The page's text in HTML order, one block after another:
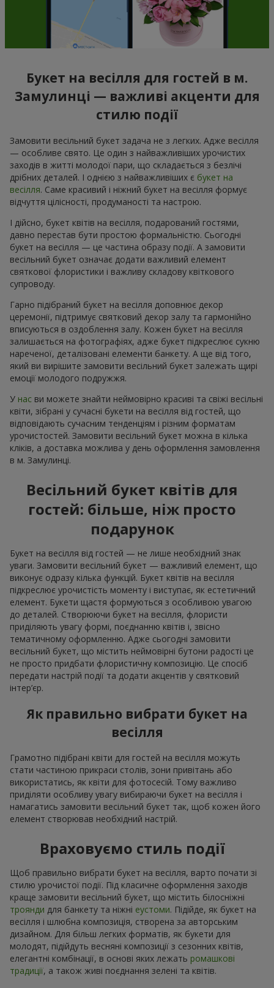
Букет на весілля для гостей в м.
Замулинці — важливі акценти для
стилю події
Замовити весільний букет задача не з легких. Адже весілля
— особливе свято. Це один з найважливіших урочистих
заходів в житті молодої пари, що складається з безлічі
дрібних деталей. І однією з найважливіших є букет на
весілля. Саме красивий і ніжний букет на весілля формує
відчуття цілісності, продуманості та настрою.
І дійсно, букет квітів на весілля, подарований гостями,
давно перестав бути простою формальністю. Сьогодні
букет на весілля — це частина образу події. А замовити
весільний букет означає додати важливий елемент
святкової флористики і важливу складову квіткового
супроводу.
Гарно підібраний букет на весілля доповнює декор
церемонії, підтримує святковий декор залу та гармонійно
вписуються в оздоблення залу. Кожен букет на весілля
залишається на фотографіях, адже букет підкреслює сукню
нареченої, деталізовані елементи банкету. А ще від того,
який ви вирішите замовити весільний букет залежать щирі
емоції молодого подружжя.
У нас ви можете знайти неймовірно красиві та свіжі весільні
квіти, зібрані у сучасні букети на весілля від гостей, що
відповідають сучасним тенденціям і різним форматам
урочистостей. Замовити весільний букет можна в кілька
кліків, а доставка можлива у день оформлення замовлення
в м. Замулинці.
Весільний букет квітів для
гостей: більше, ніж просто
подарунок
Букет на весілля від гостей — не лише необхідний знак
уваги. Замовити весільний букет — важливий елемент, що
виконує одразу кілька функцій. Букет квітів на весілля
підкреслює урочистість моменту і виступає, як естетичний
елемент. Букети щастя формуються з особливою увагою
до деталей. Створюючи букет на весілля, флористи
приділяють увагу формі, поєднанню квітів і, звісно
тематичному оформленню. Адже сьогодні замовити
весільний букет, що містить неймовірні бутони радості це
не просто придбати флористичну композицію. Це спосіб
передати настрій події та додати акцентів у святковий
інтер’єр.
Як правильно вибрати букет на
весілля
Грамотно підібрані квіти для гостей на весілля можуть
стати частиною прикраси столів, зони привітань або
використатись, як квіти для фотосесій. Тому важливо
приділяти особливу увагу вибираючи букет на весілля і
намагатись замовити весільний букет так, щоб кожен його
елемент створював необхідний настрій.
Враховуємо стиль події
Щоб правильно вибрати букет на весілля, варто почати зі
стилю урочистої події. Під класичне оформлення заходів
краще замовити весільний букет, що містить білосніжні
троянди для банкету та ніжні еустоми. Підійде, як букет на
весілля і шлюбна композиція, створена за авторським
дизайном. Для більш легких форматів, як букети для
молодят, підійдуть весняні композиції з сезонних квітів,
елегантні комбінації, в основі яких лежать ромашкові
традиції, а також живі поєднання зелені та квітів.